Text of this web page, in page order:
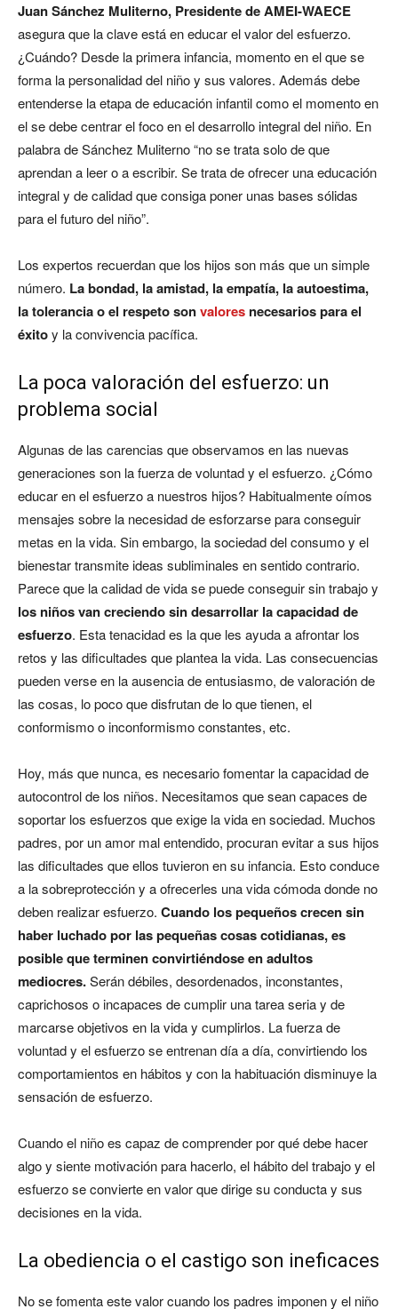
Juan Sánchez Muliterno, Presidente de AMEI-WAECE
asegura que la clave está en educar el valor del esfuerzo.
¿Cuándo? Desde la primera infancia, momento en el que se
forma la personalidad del niño y sus valores. Además debe
entenderse la etapa de educación infantil como el momento en
el se debe centrar el foco en el desarrollo integral del niño. En
palabra de Sánchez Muliterno “no se trata solo de que
aprendan a leer o a escribir. Se trata de ofrecer una educación
integral y de calidad que consiga poner unas bases sólidas
para el futuro del niño”.
Los expertos recuerdan que los hijos son más que un simple
número. La bondad, la amistad, la empatía, la autoestima,
la tolerancia o el respeto sonvalores necesarios para el
éxitoy la convivencia pacífica.
La poca valoración del esfuerzo: un
problema social
Algunas de las carencias que observamos en las nuevas
generaciones son la fuerza de voluntad y el esfuerzo. ¿Cómo
educar en el esfuerzo a nuestros hijos? Habitualmente oímos
mensajes sobre la necesidad de esforzarse para conseguir
metas en la vida. Sin embargo, la sociedad del consumo y el
bienestar transmite ideas subliminales en sentido contrario.
Parece que la calidad de vida se puede conseguir sin trabajo y
los niños van creciendo sin desarrollar la capacidad de
esfuerzo. Esta tenacidad es la que les ayuda a afrontar los
retos y las dificultades que plantea la vida. Las consecuencias
pueden verse en la ausencia de entusiasmo, de valoración de
las cosas, lo poco que disfrutan de lo que tienen, el
conformismo o inconformismo constantes, etc.
Hoy, más que nunca, es necesario fomentar la capacidad de
autocontrol de los niños. Necesitamos que sean capaces de
soportar los esfuerzos que exige la vida en sociedad. Muchos
padres, por un amor mal entendido, procuran evitar a sus hijos
las dificultades que ellos tuvieron en su infancia. Esto conduce
a la sobreprotección y a ofrecerles una vida cómoda donde no
deben realizar esfuerzo. Cuando los pequeños crecen sin
haber luchado por las pequeñas cosas cotidianas, es
posible que terminen convirtiéndose en adultos
mediocres.Serán débiles, desordenados, inconstantes,
caprichosos o incapaces de cumplir una tarea seria y de
marcarse objetivos en la vida y cumplirlos. La fuerza de
voluntad y el esfuerzo se entrenan día a día, convirtiendo los
comportamientos en hábitos y con la habituación disminuye la
sensación de esfuerzo.
Cuando el niño es capaz de comprender por qué debe hacer
algo y siente motivación para hacerlo, el hábito del trabajo y el
esfuerzo se convierte en valor que dirige su conducta y sus
decisiones en la vida.
La obediencia o el castigo son ineficaces
No se fomenta este valor cuando los padres imponen y el niño